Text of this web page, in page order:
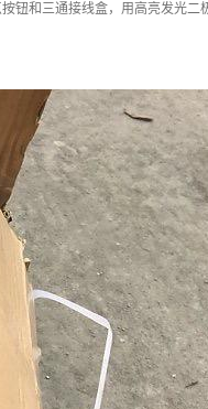
钮和三通接线盒，用高亮发光二